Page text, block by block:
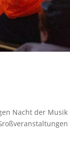
Nacht der Musik